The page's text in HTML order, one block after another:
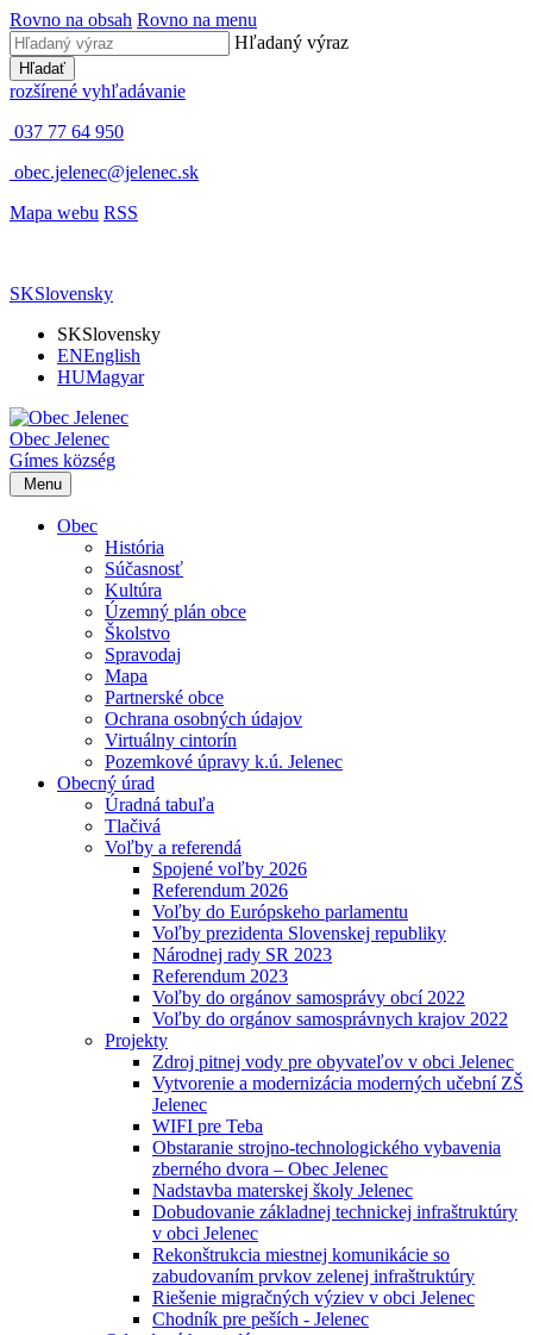
Rovno na obsah Rovno na menu
Hľadaný výraz
Hľadať
rozšírené vyhľadávanie
037 77 64 950
obec.jelenec@jelenec.sk
Mapa webu RSS
SKSlovensky
SKSlovensky
ENEnglish
HUMagyar
Obec Jelenec
Gímes község
Menu
Obec
História
Súčasnosť
Kultúra
Územný plán obce
Školstvo
Spravodaj
Mapa
Partnerské obce
Ochrana osobných údajov
Virtuálny cintorín
Pozemkové úpravy k.ú. Jelenec
Obecný úrad
Úradná tabuľa
Tlačivá
Voľby a referendá
Spojené voľby 2026
Referendum 2026
Voľby do Európskeho parlamentu
Voľby prezidenta Slovenskej republiky
Národnej rady SR 2023
Referendum 2023
Voľby do orgánov samosprávy obcí 2022
Voľby do orgánov samosprávnych krajov 2022
Projekty
Zdroj pitnej vody pre obyvateľov v obci Jelenec
Vytvorenie a modernizácia moderných učební ZŠ
Jelenec
WIFI pre Teba
Obstaranie strojno-technologického vybavenia
zberného dvora – Obec Jelenec
Nadstavba materskej školy Jelenec
Dobudovanie základnej technickej infraštruktúry
v obci Jelenec
Rekonštrukcia miestnej komunikácie so
zabudovaním prvkov zelenej infraštruktúry
Riešenie migračných výziev v obci Jelenec
Chodník pre peších - Jelenec